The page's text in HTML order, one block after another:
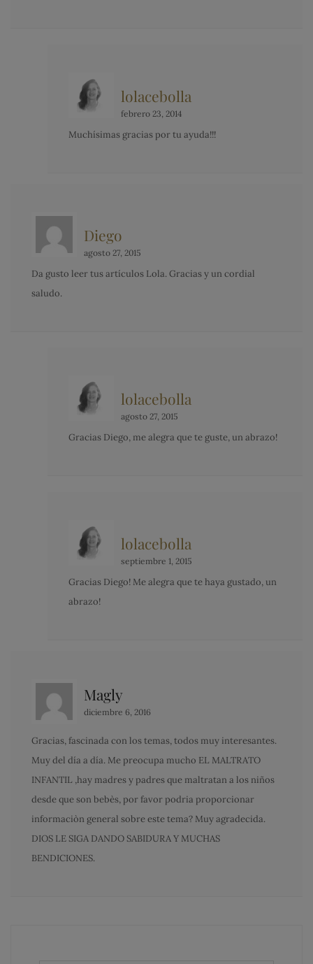
lolacebolla
febrero 23, 2014
Muchísimas gracias por tu ayuda!!!
Diego
agosto 27, 2015
Da gusto leer tus artículos Lola. Gracias y un cordial
saludo.
lolacebolla
agosto 27, 2015
Gracias Diego, me alegra que te guste, un abrazo!
lolacebolla
septiembre 1, 2015
Gracias Diego! Me alegra que te haya gustado, un
abrazo!
Magly
diciembre 6, 2016
Gracias, fascinada con los temas, todos muy interesantes.
Muy del día a día. Me preocupa mucho EL MALTRATO
INFANTIL ,hay madres y padres que maltratan a los niños
desde que son bebès, por favor podria proporcionar
informaciòn general sobre este tema? Muy agradecida.
DIOS LE SIGA DANDO SABIDURA Y MUCHAS
BENDICIONES.